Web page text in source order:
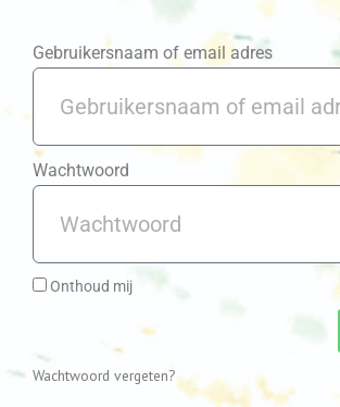
Gebruikersnaam of email adres
Wachtwoord
Onthoud mij
Wachtwoord vergeten?